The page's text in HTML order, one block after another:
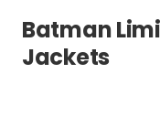
Batman
Jackets